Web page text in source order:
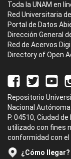
Toda la UNAM en
Red Universitaria
Portal de Datos
Dirección General
Red de Acervos
Directory of Open
Repositorio
Nacional
P. 04510, Ciudad
utilizado con fines
conformidad con el
¿Cómo llegar?